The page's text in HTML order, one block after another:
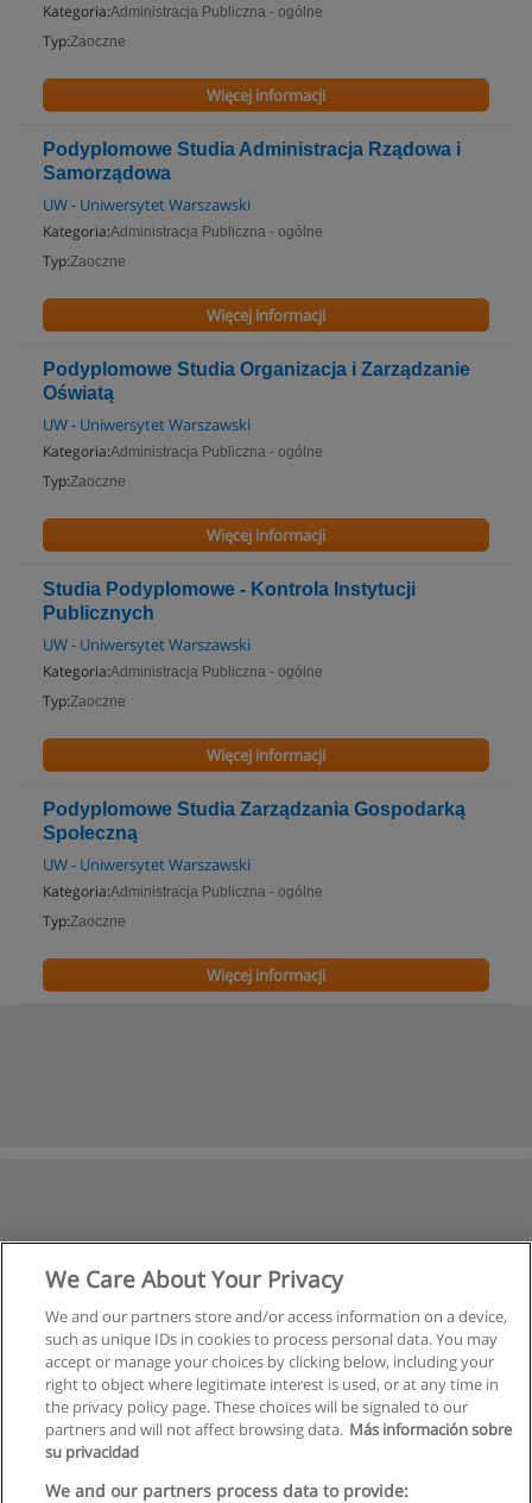
Kategoria:Administracja Publiczna - ogólne
Typ:Zaoczne
Więcej informacji
Podyplomowe Studia Administracja Rządowa i
Samorządowa
UW - Uniwersytet Warszawski
Kategoria:Administracja Publiczna - ogólne
Typ:Zaoczne
Więcej informacji
Podyplomowe Studia Organizacja i Zarządzanie
Oświatą
UW - Uniwersytet Warszawski
Kategoria:Administracja Publiczna - ogólne
Typ:Zaoczne
Więcej informacji
Studia Podyplomowe - Kontrola Instytucji
Publicznych
UW - Uniwersytet Warszawski
Kategoria:Administracja Publiczna - ogólne
Typ:Zaoczne
Więcej informacji
Podyplomowe Studia Zarządzania Gospodarką
Społeczną
UW - Uniwersytet Warszawski
Kategoria:Administracja Publiczna - ogólne
Typ:Zaoczne
Więcej informacji
We Care About Your Privacy
We and our partners store and/or access information on a device,
such as unique IDs in cookies to process personal data. You may
accept or manage your choices by clicking below, including your
right to object where legitimate interest is used, or at any time in
the privacy policy page. These choices will be signaled to our
partners and will not affect browsing data. Más información sobre
su privacidad
We and our partners process data to provide: